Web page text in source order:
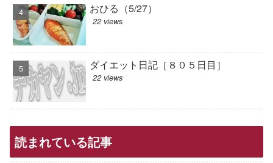
おひる（5/27）
22 views
ダイエット日記［８０５日目］
22 views
読まれている記事